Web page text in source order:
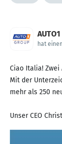
hat
Ciao Italia!
Mit der
mehr als 250
Unser CEO